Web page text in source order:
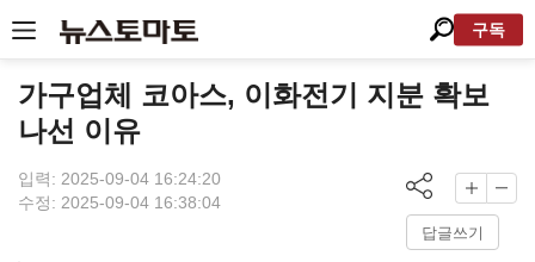
구독
가구업체 코아스, 이화전기 지분 확보
나선 이유
입력: 2025-09-04 16:24:20
수정: 2025-09-04 16:38:04
답글쓰기